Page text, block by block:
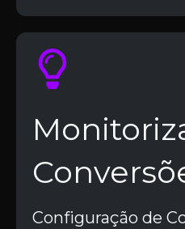
Configuração de